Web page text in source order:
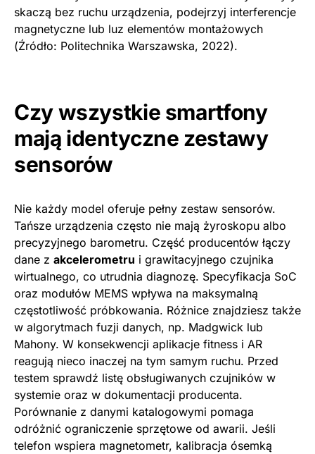
skaczą bez ruchu urządzenia, podejrzyj interferencje
magnetyczne lub luz elementów montażowych
(Źródło: Politechnika Warszawska, 2022).
Czy wszystkie smartfony
mają identyczne zestawy
sensorów
Nie każdy model oferuje pełny zestaw sensorów.
Tańsze urządzenia często nie mają żyroskopu albo
precyzyjnego barometru. Część producentów łączy
dane z akcelerometru i grawitacyjnego czujnika
wirtualnego, co utrudnia diagnozę. Specyfikacja SoC
oraz modułów MEMS wpływa na maksymalną
częstotliwość próbkowania. Różnice znajdziesz także
w algorytmach fuzji danych, np. Madgwick lub
Mahony. W konsekwencji aplikacje fitness i AR
reagują nieco inaczej na tym samym ruchu. Przed
testem sprawdź listę obsługiwanych czujników w
systemie oraz w dokumentacji producenta.
Porównanie z danymi katalogowymi pomaga
odróżnić ograniczenie sprzętowe od awarii. Jeśli
telefon wspiera magnetometr, kalibracja ósemką